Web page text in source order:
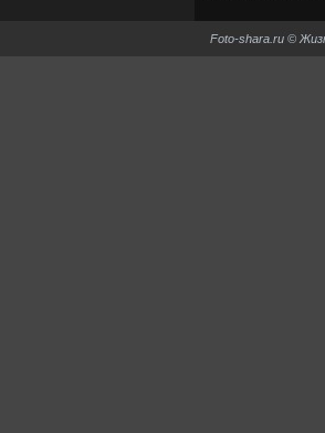
Foto-shara.ru ©